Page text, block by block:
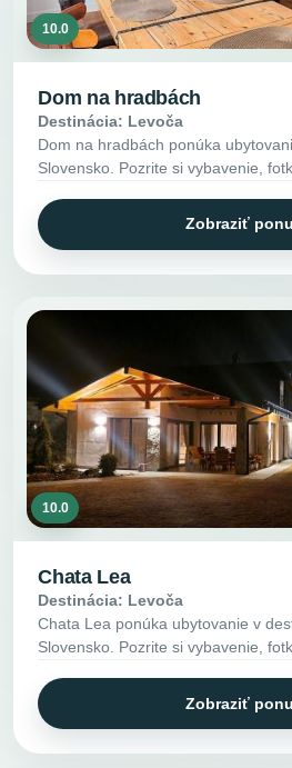
10.0
Dom na hradbách
Destinácia: Levoča
Dom na hradbách ponúka
Slovensko. Pozrite si vybavenie,
Zobraziť
10.0
Chata Lea
Destinácia: Levoča
Chata Lea ponúka ubytovanie v
Slovensko. Pozrite si vybavenie,
Zobraziť